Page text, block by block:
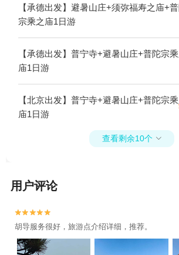
【承德出发】避暑山庄+须弥福寿之庙+
宗乘之庙1日游
【承德出发】普宁寺+避暑山庄+普陀宗
庙1日游
【北京出发】普宁寺+避暑山庄+普陀宗
庙1日游
查看剩余10个 
用户评论


胡导服务很好，旅游点介绍详细，推荐。